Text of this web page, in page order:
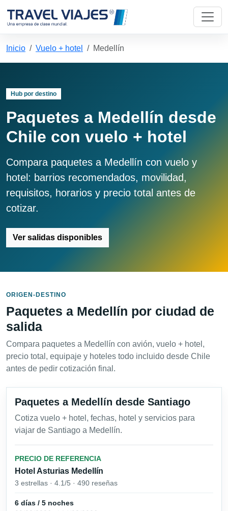
Inicio Vuelo + hotel Medellín
Hub por destino
Paquetes a Medellín desde
Chile con vuelo + hotel
Compara paquetes a Medellín con vuelo y
hotel: barrios recomendados, movilidad,
requisitos, horarios y precio total antes de
cotizar.
Ver salidas disponibles
ORIGEN-DESTINO
Paquetes a Medellín por ciudad de
salida
Compara paquetes a Medellín con avión, vuelo + hotel,
precio total, equipaje y hoteles todo incluido desde Chile
antes de pedir cotización final.
Paquetes a Medellín desde Santiago
Cotiza vuelo + hotel, fechas, hotel y servicios para
viajar de Santiago a Medellín.
PRECIO DE REFERENCIA
Hotel Asturias Medellín
3 estrellas · 4.1/5 · 490 reseñas
6 días / 5 noches